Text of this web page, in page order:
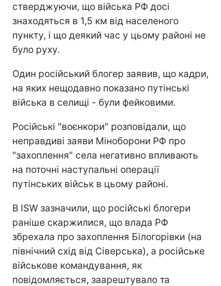
стверджуючи, що війська РФ досі
знаходяться в 1,5 км від населеного
пункту, і що деякий час у цьому районі не
було руху.
Один російський блогер заявив, що кадри,
на яких нещодавно показано путінські
війська в селищі - були фейковими.
Російські "воєнкори" розповідали, що
неправдиві заяви Міноборони РФ про
"захоплення" села негативно впливають
на поточні наступальні операції
путінських військ в цьому районі.
В ISW зазначили, що російські блогери
раніше скаржилися, що влада РФ
збрехала про захоплення Білогорівки (на
північний схід від Сіверська), а російське
військове командування, як
повідомляється, заарештувало та